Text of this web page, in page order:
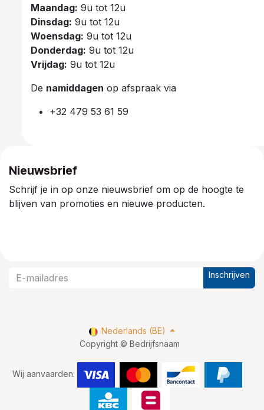
Maandag: 9u tot 12u
Dinsdag: 9u tot 12u
Woensdag: 9u tot 12u
Donderdag: 9u tot 12u
Vrijdag: 9u tot 12u
De namiddagen op afspraak via
+32 479 53 61 59
Nieuwsbrief
Schrijf je in op onze nieuwsbrief om op de hoogte te
blijven van promoties en nieuwe producten.
Inschrijven
Copyright © Bedrijfsnaam
Wij aanvaarden:
Nederlands (BE)